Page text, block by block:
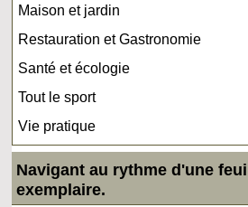
Maison et jardin
Restauration et Gastronomie
Santé et écologie
Tout le sport
Vie pratique
Navigant au rythme d'une
exemplaire.